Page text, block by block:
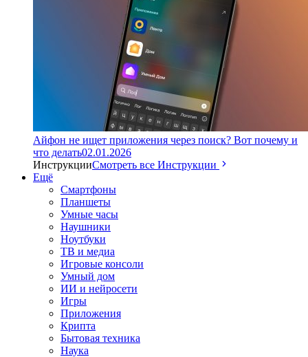
Айфон не ищет приложения через поиск? Вот почему и
что делать02.01.2026
ИнструкцииСмотреть все Инструкции
Ещё
Смартфоны
Планшеты
Умные часы
Наушники
Ноутбуки
ТВ и медиа
Игровые консоли
Умный дом
ИИ и нейросети
Игры
Приложения
Крипта
Бытовая техника
Наука